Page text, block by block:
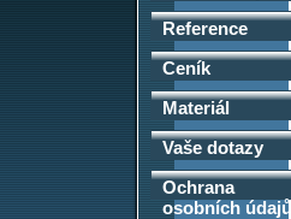
Reference
Ceník
Materiál
Vaše dotazy
Ochrana
osobních údajů